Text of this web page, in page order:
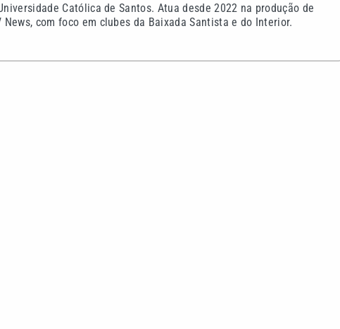
Católica de Santos. Atua desde 2022 na produção de
com foco em clubes da Baixada Santista e do Interior.